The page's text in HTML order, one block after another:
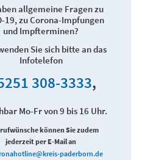
allgemeine Fragen zu
19, zu Corona-Impfungen
und Impfterminen?
Sie sich bitte an das
Infotelefon
308-3333,
Mo-Fr von 9 bis 16 Uhr.
können Sie zudem
jederzeit per E-Mail an
paderborn.de